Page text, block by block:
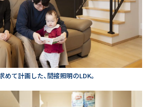
めて計画した、間接照明のLDK。
25年目の新たな誓い